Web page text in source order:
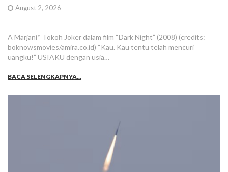
August 2, 2026
A Marjani* Tokoh Joker dalam film “Dark Night” (2008) (credits:
boknowsmovies/amira.co.id) “Kau. Kau tentu telah mencuri
uangku!” USIAKU dengan usia…
BACA SELENGKAPNYA...